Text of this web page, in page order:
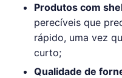
Produtos com
perecíveis que
rápido, uma vez
curto;
Qualidade de